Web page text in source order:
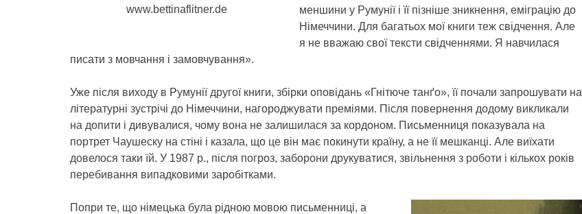
www.bettinaflitner.de
меншини у Румунії і її пізніше зникнення, еміграцію до
Німеччини. Для багатьох мої книги теж свідчення. Але
я не вважаю свої тексти свідченнями. Я навчилася
писати з мовчання і замовчування».
Уже після виходу в Румунії другої книги, збірки оповідань «Гнітюче танґо», її почали запрошувати на
літературні зустрічі до Німеччини, нагороджувати преміями. Після повернення додому викликали
на допити і дивувалися, чому вона не залишилася за кордоном. Письменниця показувала на
портрет Чаушеску на стіні і казала, що це він має покинути країну, а не її мешканці. Але виїхати
довелося таки їй. У 1987 р., після погроз, заборони друкуватися, звільнення з роботи і кількох років
перебивання випадковими заробітками.
Попри те, що німецька була рідною мовою письменниці, а